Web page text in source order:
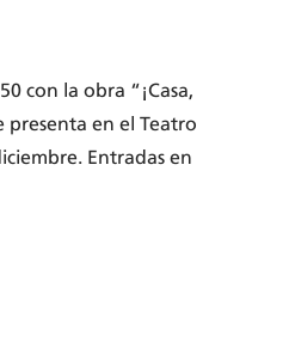
con la obra “¡Casa,
presenta en el Teatro
Entradas en